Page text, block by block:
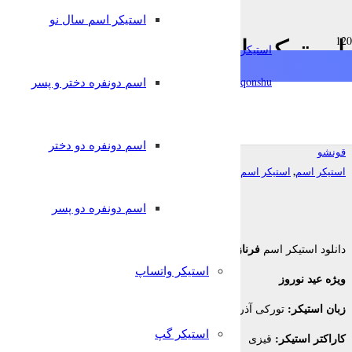
استیکرساز
qonshu@
استیکر اسم سال نو
اسم دونفره دختر و پسر
اسم دونفره دو دختر
اسم دونفره دو پسر
استیکر واتساپ
استیکر گپ
استیکر اسم فرناز ویژه
آذربایجانی برای تلگرام
قونشو
استیکر اسم, استیکر اسم سال نو
دانلود استیکر اسم فرناز
ویژه عید نوروز
زبان استیکر: تورکی آذربایجانی
کاراکتر استیکر: قیزی